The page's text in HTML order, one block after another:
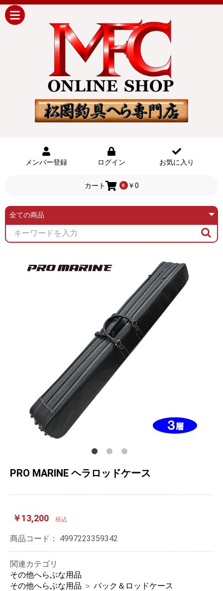
メンバー登録 ログイン お気に入り
カート 0 ￥0
PRO MARINE ヘラロッドケース
￥13,200 税込
商品コード： 4997223359342
関連カテゴリ
その他へらぶな用品
その他へらぶな用品 ＞ バック＆ロッドケース